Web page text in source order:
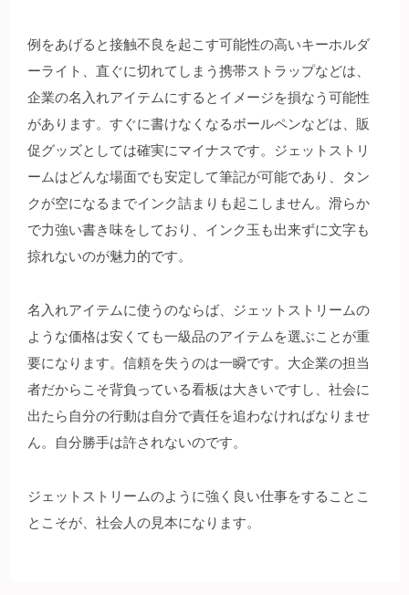
例をあげると接触不良を起こす可能性の高いキーホルダ
ーライト、直ぐに切れてしまう携帯ストラップなどは、
企業の名入れアイテムにするとイメージを損なう可能性
があります。すぐに書けなくなるボールペンなどは、販
促グッズとしては確実にマイナスです。ジェットストリ
ームはどんな場面でも安定して筆記が可能であり、タン
クが空になるまでインク詰まりも起こしません。滑らか
で力強い書き味をしており、インク玉も出来ずに文字も
掠れないのが魅力的です。
名入れアイテムに使うのならば、ジェットストリームの
ような価格は安くても一級品のアイテムを選ぶことが重
要になります。信頼を失うのは一瞬です。大企業の担当
者だからこそ背負っている看板は大きいですし、社会に
出たら自分の行動は自分で責任を追わなければなりませ
ん。自分勝手は許されないのです。
ジェットストリームのように強く良い仕事をすることこ
とこそが、社会人の見本になります。